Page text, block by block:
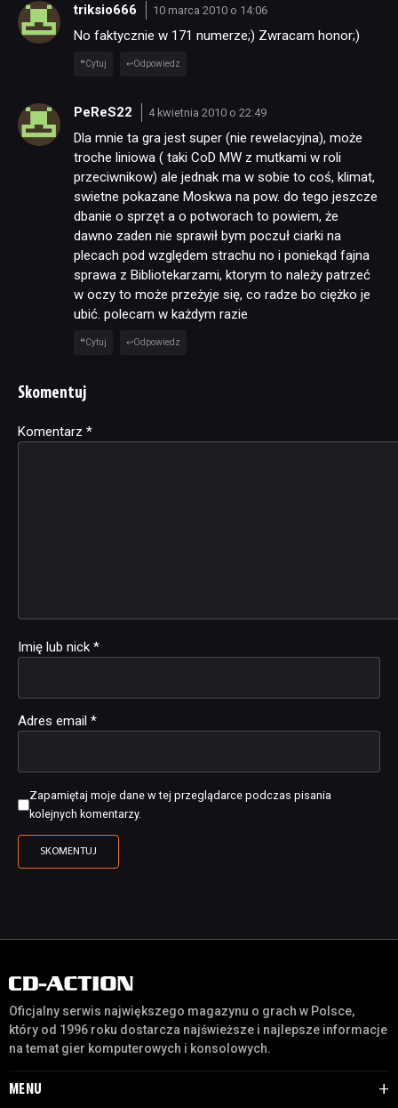
triksio666 10 marca 2010 o 14:06
No faktycznie w 171 numerze;) Zwracam honor;)
Cytuj Odpowiedz
PeReS22 4 kwietnia 2010 o 22:49
Dla mnie ta gra jest super (nie rewelacyjna), może
troche liniowa ( taki CoD MW z mutkami w roli
przeciwnikow) ale jednak ma w sobie to coś, klimat,
swietne pokazane Moskwa na pow. do tego jeszcze
dbanie o sprzęt a o potworach to powiem, że
dawno zaden nie sprawił bym poczuł ciarki na
plecach pod względem strachu no i poniekąd fajna
sprawa z Bibliotekarzami, ktorym to należy patrzeć
w oczy to może przeżyje się, co radze bo ciężko je
ubić. polecam w każdym razie
Cytuj Odpowiedz
Skomentuj
Komentarz *
Imię lub nick *
Adres email *
Zapamiętaj moje dane w tej przeglądarce podczas pisania
kolejnych komentarzy.
Alternative:
Oficjalny serwis największego magazynu o grach w Polsce,
który od 1996 roku dostarcza najświeższe i najlepsze informacje
na temat gier komputerowych i konsolowych.
MENU